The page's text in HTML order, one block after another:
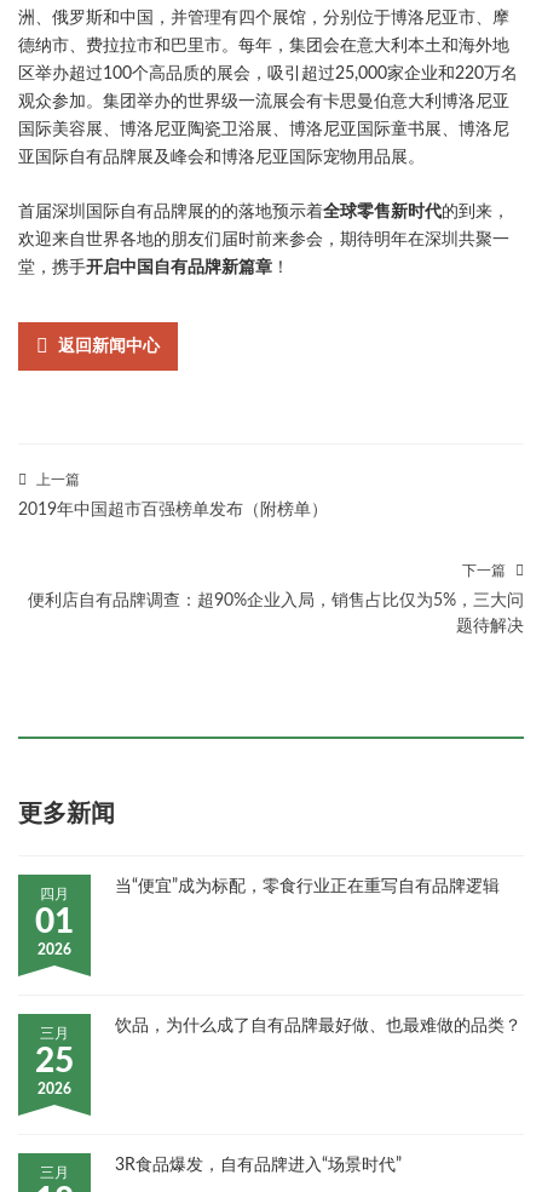
洲、俄罗斯和中国，并管理有四个展馆，分别位于博洛尼亚市、摩
德纳市、费拉拉市和巴里市。每年，集团会在意大利本土和海外地
区举办超过100个高品质的展会，吸引超过25,000家企业和220万名
观众参加。集团举办的世界级一流展会有卡思曼伯意大利博洛尼亚
国际美容展、博洛尼亚陶瓷卫浴展、博洛尼亚国际童书展、博洛尼
亚国际自有品牌展及峰会和博洛尼亚国际宠物用品展。
首届深圳国际自有品牌展的的落地预示着全球零售新时代的到来，
欢迎来自世界各地的朋友们届时前来参会，期待明年在深圳共聚一
堂，携手开启中国自有品牌新篇章 ！
返回新闻中心
上一篇
2019年中国超市百强榜单发布（附榜单）
下一篇
便利店自有品牌调查：超90%企业入局，销售占比仅为5%，三大问
题待解决
更多新闻
四月
01
2026
当“便宜”成为标配，零食行业正在重写自有品牌逻辑
三月
25
2026
饮品，为什么成了自有品牌最好做、也最难做的品类？
三月 3R食品爆发，自有品牌进入“场景时代”